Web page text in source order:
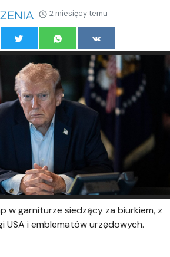
2 miesięcy temu
w garniturze siedzący za biurkiem, z
USA i emblematów urzędowych.